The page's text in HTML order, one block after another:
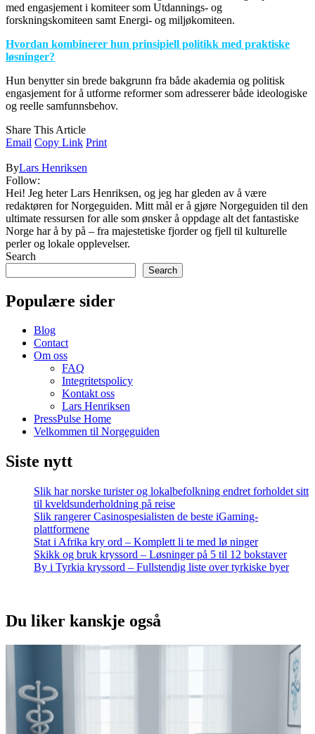
med engasjement i komiteer som Utdannings- og
forskningskomiteen samt Energi- og miljøkomiteen.
Hvordan kombinerer hun prinsipiell politikk med praktiske
løsninger?
Hun benytter sin brede bakgrunn fra både akademia og politisk
engasjement for å utforme reformer som adresserer både ideologiske
og reelle samfunnsbehov.
Share This Article
Email Copy Link Print
ByLars Henriksen
Follow:
Hei! Jeg heter Lars Henriksen, og jeg har gleden av å være
redaktøren for Norgeguiden. Mitt mål er å gjøre Norgeguiden til den
ultimate ressursen for alle som ønsker å oppdage alt det fantastiske
Norge har å by på – fra majestetiske fjorder og fjell til kulturelle
perler og lokale opplevelser.
Search
Search
Populære sider
Blog
Contact
Om oss
FAQ
Integritetspolicy
Kontakt oss
Lars Henriksen
PressPulse Home
Velkommen til Norgeguiden
Siste nytt
Slik har norske turister og lokalbefolkning endret forholdet sitt
til kveldsunderholdning på reise
Slik rangerer Casinospesialisten de beste iGaming-
plattformene
Stat i Afrika kry ord – Komplett li te med lø ninger
Skikk og bruk kryssord – Løsninger på 5 til 12 bokstaver
By i Tyrkia kryssord – Fullstendig liste over tyrkiske byer
Du liker kanskje også